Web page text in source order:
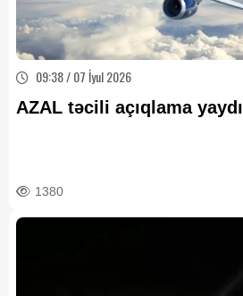
09:38 / 07 İyul 2026
AZAL təcili açıqlama yaydı
1380